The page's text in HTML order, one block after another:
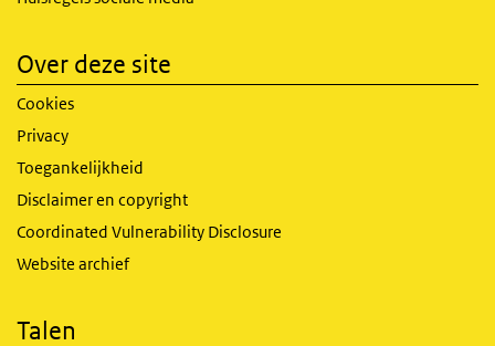
Over deze site
Cookies
Privacy
Toegankelijkheid
Disclaimer en copyright
Coordinated Vulnerability Disclosure
Website archief
Talen